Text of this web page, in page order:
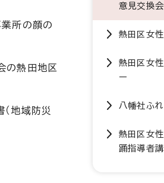
所の顔の
の熱田地区
地域防災
意見交換会
熱田区女
熱田区女
ー
八幡社ふ
熱田区女
踊指導者